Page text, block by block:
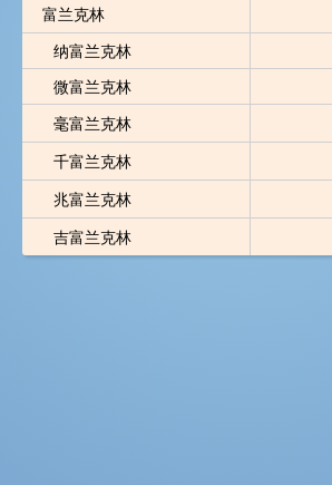
富兰克林
纳富兰克林
微富兰克林
毫富兰克林
千富兰克林
兆富兰克林
吉富兰克林